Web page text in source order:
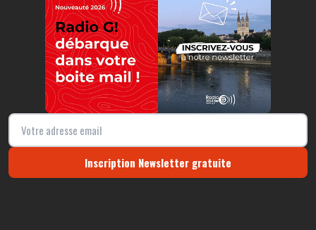
Inscription Newsletter gratuite